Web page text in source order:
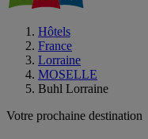
Hôtels
France
Lorraine
MOSELLE
Buhl Lorraine
Votre prochaine destination